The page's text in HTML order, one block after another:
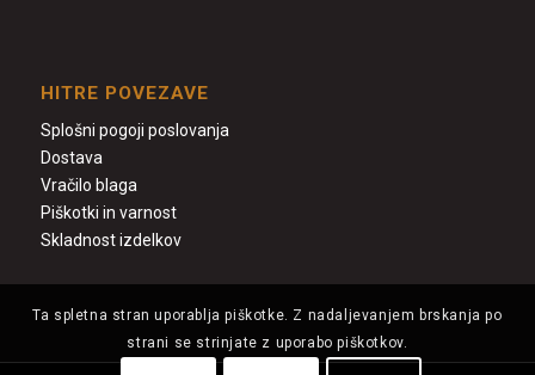
HITRE POVEZAVE
Splošni pogoji poslovanja
Dostava
Vračilo blaga
Piškotki in varnost
Skladnost izdelkov
Ta spletna stran uporablja piškotke. Z nadaljevanjem brskanja po
strani se strinjate z uporabo piškotkov.